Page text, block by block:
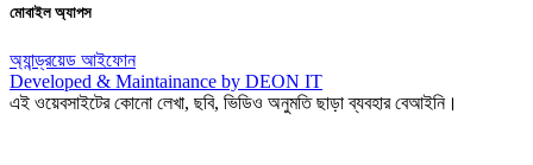
মোবাইল অ্যাপস
অ্যান্ড্রয়েড আইফোন
Developed & Maintainance by DEON IT
এই ওয়েবসাইটের কোনো লেখা, ছবি, ভিডিও অনুমতি ছাড়া ব্যবহার বেআইনি।